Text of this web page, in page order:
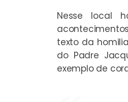
Nesse local
texto da
do Padre
exemplo de